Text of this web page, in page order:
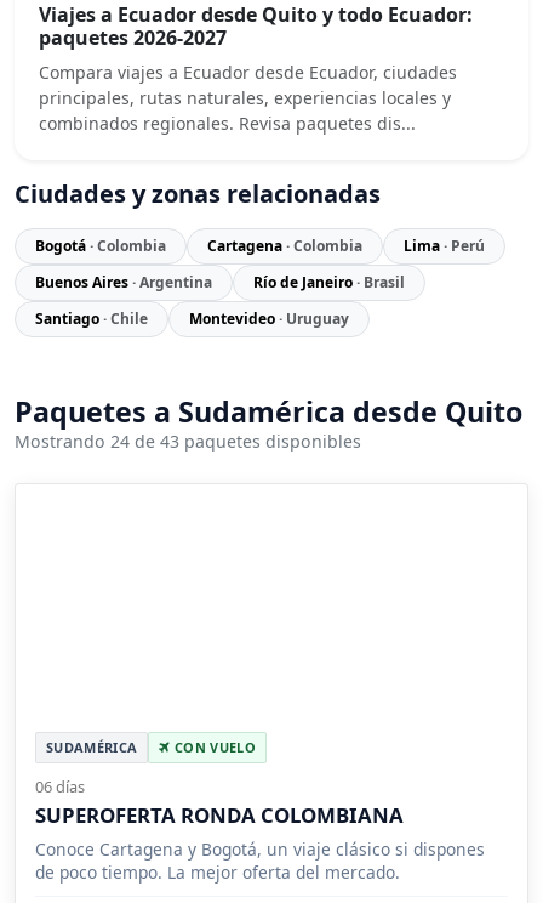
Viajes a Ecuador desde Quito y todo Ecuador:
paquetes 2026-2027
Compara viajes a Ecuador desde Ecuador, ciudades
principales, rutas naturales, experiencias locales y
combinados regionales. Revisa paquetes dis...
Ciudades y zonas relacionadas
Bogotá· Colombia Cartagena· Colombia Lima· Perú
Buenos Aires· Argentina Río de Janeiro· Brasil
Santiago· Chile Montevideo· Uruguay
Paquetes a Sudamérica desde Quito
Mostrando 24 de 43 paquetes disponibles
SUDAMÉRICA CON VUELO
06 días
SUPEROFERTA RONDA COLOMBIANA
Conoce Cartagena y Bogotá, un viaje clásico si dispones
de poco tiempo. La mejor oferta del mercado.